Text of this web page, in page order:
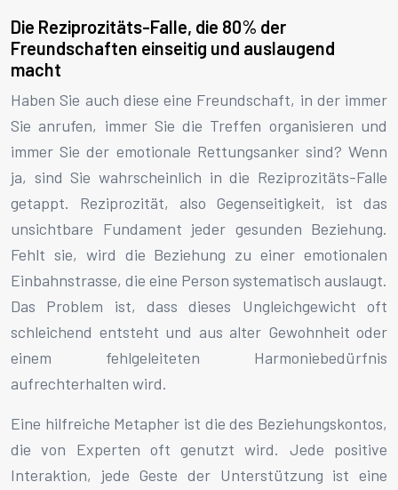
Die Reziprozitäts-Falle, die 80% der
Freundschaften einseitig und auslaugend
macht
Haben Sie auch diese eine Freundschaft, in der immer
Sie anrufen, immer Sie die Treffen organisieren und
immer Sie der emotionale Rettungsanker sind? Wenn
ja, sind Sie wahrscheinlich in die Reziprozitäts-Falle
getappt. Reziprozität, also Gegenseitigkeit, ist das
unsichtbare Fundament jeder gesunden Beziehung.
Fehlt sie, wird die Beziehung zu einer emotionalen
Einbahnstrasse, die eine Person systematisch auslaugt.
Das Problem ist, dass dieses Ungleichgewicht oft
schleichend entsteht und aus alter Gewohnheit oder
einem fehlgeleiteten Harmoniebedürfnis
aufrechterhalten wird.
Eine hilfreiche Metapher ist die des Beziehungskontos,
die von Experten oft genutzt wird. Jede positive
Interaktion, jede Geste der Unterstützung ist eine